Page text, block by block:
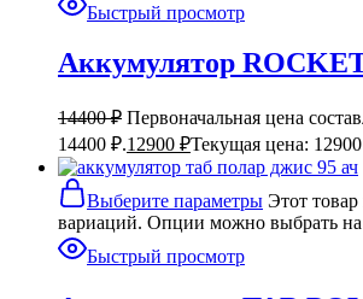
Быстрый просмотр
Аккумулятор
14400₽ Первоначальная цена
14400 ₽.12900 ₽Текущая цена:
Выберите параметры Этот товар
вариаций. Опции можно выбрать на
Быстрый просмотр